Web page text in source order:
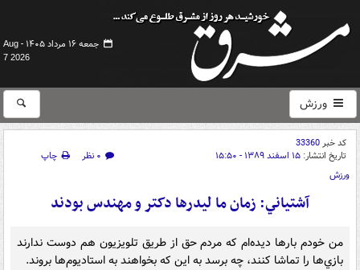
جمعه ۱۶ مرداد ۱۴۰۵ -
Aug
7 2026
ورزش
کد خبر33360
تاریخ انتشار: ۱۵ اسفند ۱۳۸۹ - ۱۵:۵۰ ۰ نظر
چاپ
ورزش
آشتياني: زمان ما ليدرها دکتر و مهندس بودند
من خودم بارها ديده‌ام که مردم حق از طريق تلويزيون هم دوست ندارند
بازي‌ها را تماشا کنند، چه برسد به اين که بخواهند به استاديوم‌ها بروند.